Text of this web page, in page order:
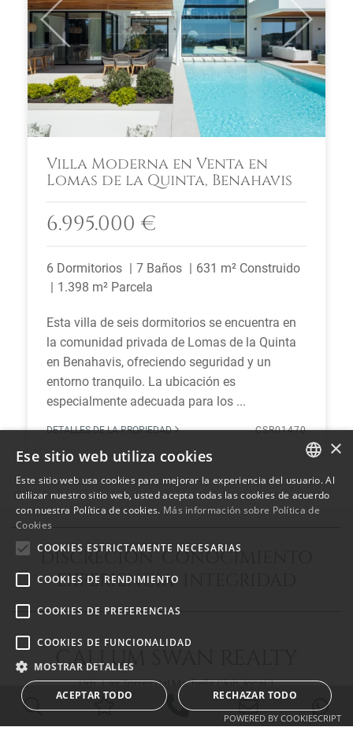
Previous Next
Villa Moderna en Venta en
Lomas de la Quinta, Benahavis
6.995.000 €
6 Dormitorios 7 Baños
631 m² Construido
1.398 m² Parcela
Esta villa de seis dormitorios se encuentra en
la comunidad privada de Lomas de la Quinta
en Benahavis, ofreciendo seguridad y un
entorno tranquilo. La ubicación es
especialmente adecuada para los ...
DETALLES DE LA PROPIEDAD CSR01470
DISCRECIÓN CONOCIMIENTO
EXPERIENCIA INTEGRIDAD
CALLUM SWAN REALTY
Urb. Las Torres del Marbella Club, local 1
Blvd. Principe Alfonso de Hohenlohe
29602 Marbella Málaga
ENGLISH
SPANISH
×
Ese sitio web utiliza cookies
Este sitio web usa cookies para mejorar la experiencia del usuario. Al
utilizar nuestro sitio web, usted acepta todas las cookies de acuerdo
con nuestra Política de cookies. Más información sobre Política de
Cookies
COOKIES ESTRICTAMENTE NECESARIAS
COOKIES DE RENDIMIENTO
COOKIES DE PREFERENCIAS
COOKIES DE FUNCIONALIDAD
MOSTRAR DETALLES
ACEPTAR TODO RECHAZAR TODO
POWERED BY COOKIESCRIPT